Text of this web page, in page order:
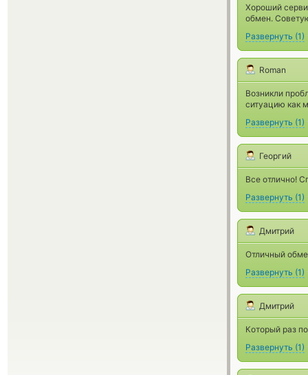
Хороший
обмен.
Развернуть (1)
Roman
Возникли
ситуацию как
Развернуть (1)
Георгий
Все отлично!
Развернуть (1)
Дмитрий
Отличный
Развернуть (1)
Дмитрий
Который раз
Развернуть (1)